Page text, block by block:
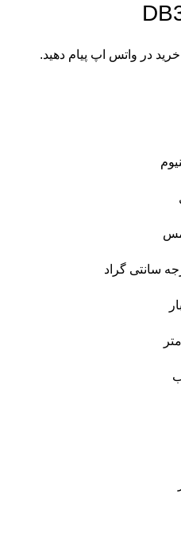
در واتس اپ پیام دهید.